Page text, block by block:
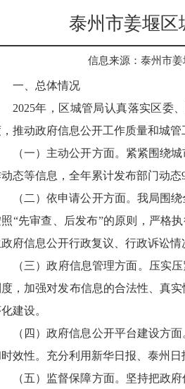
泰州市姜堰区
信息来源：泰州市
一、总体情况
2025年，区城管局认真落实区委
，推动政府信息公开工作质量和城管
（一）主动公开方面。紧紧围绕
态等信息，全年累计发布部门动态
（二）依申请公开方面。我局围
“先审查、后发布”的原则，严格
府信息公开行政复议、行政诉讼情
（三）政府信息管理方面。压实
，加强对发布信息的合法性、真
建设。
（四）政府信息公开平台建设方
效性。充分利用新华日报、泰州
（五）监督保障方面。坚持把政